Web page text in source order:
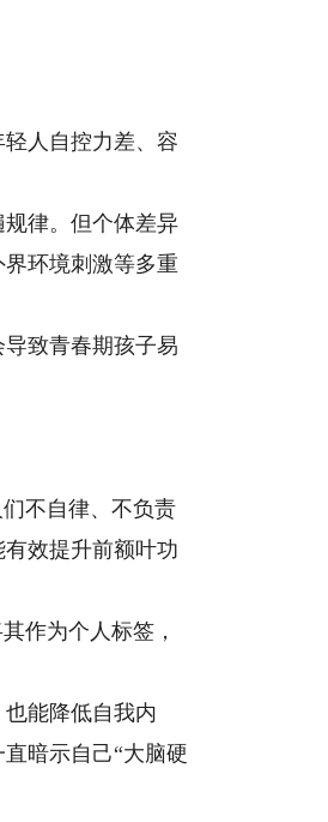
人自控力差、容
律。但个体差异
环境刺激等多重
致青春期孩子易
不自律、不负责
效提升前额叶功
作为个人标签，
能降低自我内
暗示自己“大脑硬